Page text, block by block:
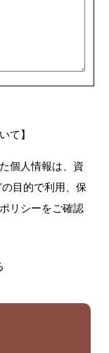
て】
個人情報は、資
目的で利用、保
リシーをご確認